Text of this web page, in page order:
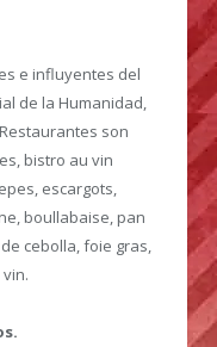
e influyentes del
de la Humanidad,
son
bistro au vin
escargots,
boullabaise, pan
cebolla, foie gras,